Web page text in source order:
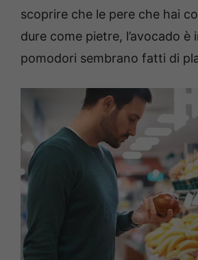
scoprire che le pere che hai
dure come pietre, l’avocado è
pomodori sembrano fatti di